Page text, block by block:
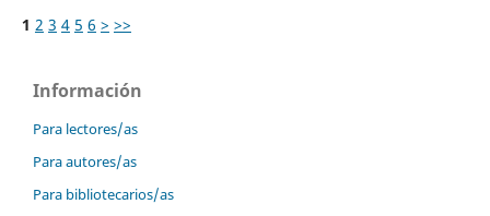
1 2 3 4 5 6 > >>
Información
Para lectores/as
Para autores/as
Para bibliotecarios/as